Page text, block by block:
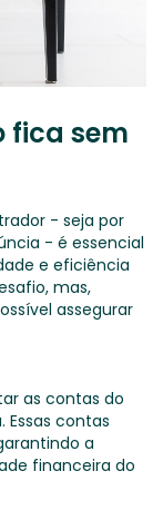
fica sem
- seja por
- é essencial
e eficiência
mas,
assegurar
as contas do
contas
a
financeira do